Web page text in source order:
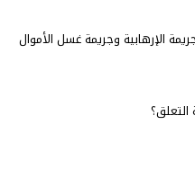
الإرهابية وجريمة غسل الأموال
التعلق؟